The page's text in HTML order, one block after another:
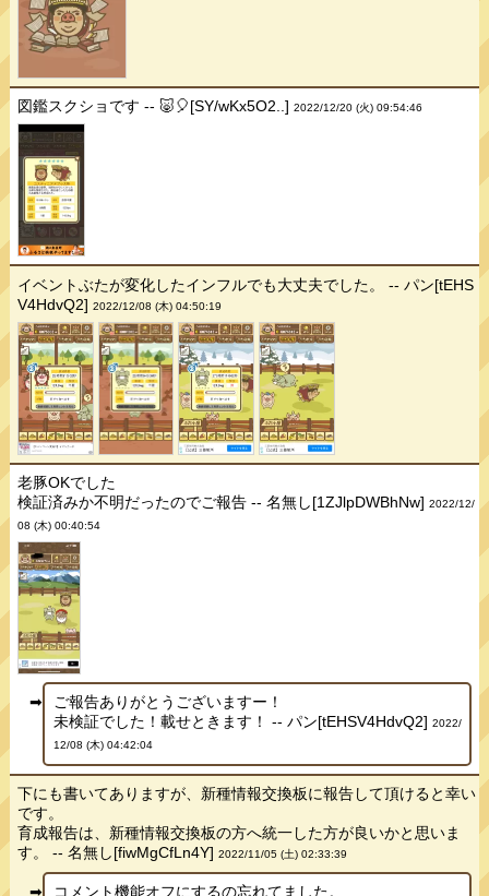
図鑑スクショです -- 🐷🎈[SY/wKx5O2..]2022/12/20 (火) 09:54:46
イベントぶたが変化したインフルでも大丈夫でした。 -- パン[tEHS
V4HdvQ2]2022/12/08 (木) 04:50:19
老豚OKでした
検証済みか不明だったのでご報告 -- 名無し[1ZJlpDWBhNw]2022/12/
08 (木) 00:40:54
ご報告ありがとうございますー！
未検証でした！載せときます！ -- パン[tEHSV4HdvQ2] 2022/
12/08 (木) 04:42:04
下にも書いてありますが、新種情報交換板に報告して頂けると幸い
です。
育成報告は、新種情報交換板の方へ統一した方が良いかと思いま
す。 -- 名無し[fiwMgCfLn4Y]2022/11/05 (土) 02:33:39
コメント機能オフにするの忘れてました。